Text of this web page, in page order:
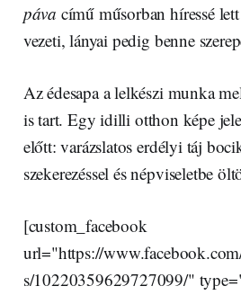
páva című műsorban híressé
vezeti, lányai pedig benne
Az édesapa a lelkészi munka
is tart. Egy idilli otthon képe
előtt: varázslatos erdélyi táj
szekerezéssel és népviseletbe
[custom_facebook
url="https://
s/10220359629727099/"